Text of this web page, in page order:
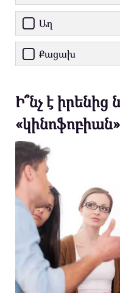
Աղ
Քացախ
Ի՞նչ է իրենից